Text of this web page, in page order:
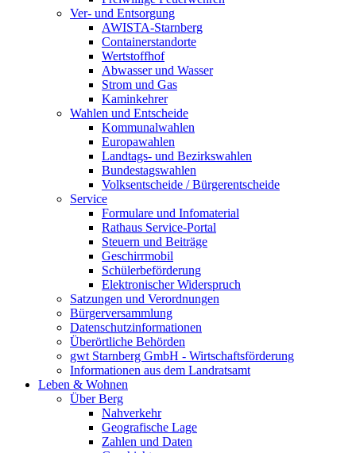
Ver- und Entsorgung
AWISTA-Starnberg
Containerstandorte
Wertstoffhof
Abwasser und Wasser
Strom und Gas
Kaminkehrer
Wahlen und Entscheide
Kommunalwahlen
Europawahlen
Landtags- und Bezirkswahlen
Bundestagswahlen
Volksentscheide / Bürgerentscheide
Service
Formulare und Infomaterial
Rathaus Service-Portal
Steuern und Beiträge
Geschirrmobil
Schülerbeförderung
Elektronischer Widerspruch
Satzungen und Verordnungen
Bürgerversammlung
Datenschutzinformationen
Überörtliche Behörden
gwt Starnberg GmbH - Wirtschaftsförderung
Informationen aus dem Landratsamt
Leben & Wohnen
Über Berg
Nahverkehr
Geografische Lage
Zahlen und Daten